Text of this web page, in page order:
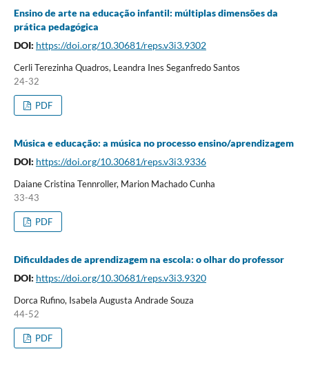
Ensino de arte na educação infantil: múltiplas dimensões da
prática pedagógica
DOI: https://doi.org/10.30681/reps.v3i3.9302
Cerli Terezinha Quadros, Leandra Ines Seganfredo Santos
24-32
PDF
Música e educação: a música no processo ensino/aprendizagem
DOI: https://doi.org/10.30681/reps.v3i3.9336
Daiane Cristina Tennroller, Marion Machado Cunha
33-43
PDF
Dificuldades de aprendizagem na escola: o olhar do professor
DOI: https://doi.org/10.30681/reps.v3i3.9320
Dorca Rufino, Isabela Augusta Andrade Souza
44-52
PDF